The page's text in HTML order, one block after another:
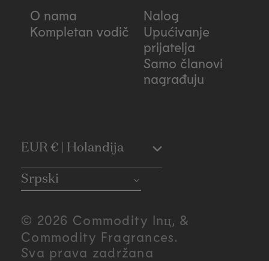
O nama
Kompletan vodič
Nalog
Upućivanje
prijatelja
Samo članovi
nagrađuju
C
o
u
n
EUR € | Holandija
Srpski
© 2026 Commodity Inц, &
Commodity Fragrances.
Sva prava zadržana